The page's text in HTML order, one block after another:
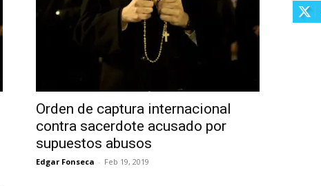
Orden de captura internacional
contra sacerdote acusado por
supuestos abusos
Edgar Fonseca - Feb 19, 2019